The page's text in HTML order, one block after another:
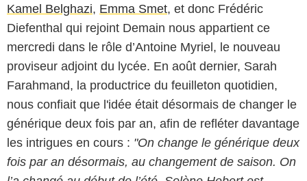
Kamel Belghazi, Emma Smet, et donc Frédéric
Diefenthal qui rejoint Demain nous appartient ce
mercredi dans le rôle d’Antoine Myriel, le nouveau
proviseur adjoint du lycée. En août dernier, Sarah
Farahmand, la productrice du feuilleton quotidien,
nous confiait que l'idée était désormais de changer le
générique deux fois par an, afin de refléter davantage
les intrigues en cours : "On change le générique deux
fois par an désormais, au changement de saison. On